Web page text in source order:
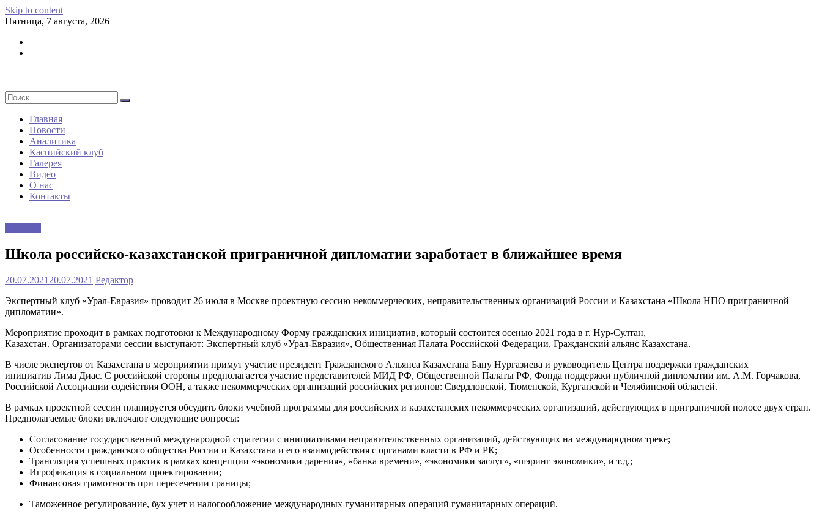
Skip to content
Пятница, 7 августа, 2026
Главная
Новости
Аналитика
Каспийский клуб
Галерея
Видео
О нас
Контакты
Школа российско-казахстанской приграничной дипломатии заработает в ближайшее время
20.07.2021 20.07.2021 Редактор
Экспертный клуб «Урал-Евразия» проводит 26 июля в Москве проектную сессию некоммерческих, неправительственных организаций России и Казахстана «Школа НПО приграничной
дипломатии».
Мероприятие проходит в рамках подготовки к Международному Форму гражданских инициатив, который состоится осенью 2021 года в г. Нур-Султан,
Казахстан. Организаторами сессии выступают: Экспертный клуб «Урал-Евразия», Общественная Палата Российской Федерации, Гражданский альянс Казахстана.
В числе экспертов от Казахстана в мероприятии примут участие президент Гражданского Альянса Казахстана Бану Нургазиева и руководитель Центра поддержки гражданских
инициатив Лима Диас. С российской стороны предполагается участие представителей МИД РФ, Общественной Палаты РФ, Фонда поддержки публичной дипломатии им. А.М. Горчакова,
Российской Ассоциации содействия ООН, а также некоммерческих организаций российских регионов: Свердловской, Тюменской, Курганской и Челябинской областей.
В рамках проектной сессии планируется обсудить блоки учебной программы для российских и казахстанских некоммерческих организаций, действующих в приграничной полосе двух стран.
Предполагаемые блоки включают следующие вопросы:
Согласование государственной международной стратегии с инициативами неправительственных организаций, действующих на международном треке;
Особенности гражданского общества России и Казахстана и его взаимодействия с органами власти в РФ и РК;
Трансляция успешных практик в рамках концепции «экономики дарения», «банка времени», «экономики заслуг», «шэринг экономики», и т.д.;
Игрофикация в социальном проектировании;
Финансовая грамотность при пересечении границы;
Таможенное регулирование, бух учет и налогообложение международных гуманитарных операций гуманитарных операций.